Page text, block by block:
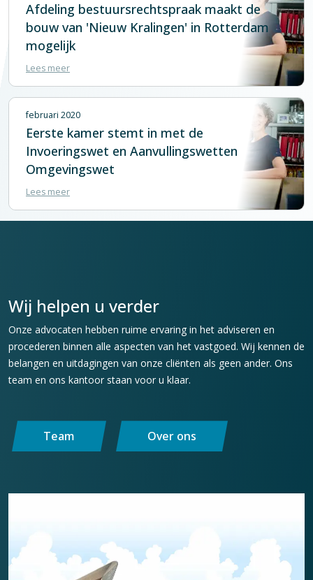
Afdeling bestuursrechtspraak maakt de
bouw van 'Nieuw Kralingen' in Rotterdam
mogelijk
Lees meer
februari 2020
Eerste kamer stemt in met de
Invoeringswet en Aanvullingswetten
Omgevingswet
Lees meer
Wij helpen u verder
Onze advocaten hebben ruime ervaring in het adviseren en
procederen binnen alle aspecten van het vastgoed. Wij kennen de
belangen en uitdagingen van onze cliënten als geen ander. Ons
team en ons kantoor staan voor u klaar.
Team Over ons